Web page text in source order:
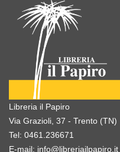
Libreria il Papiro
Via Grazioli, 37 - Trento (TN)
Tel: 0461.236671
E-mail: info@libreriailpapiro.it